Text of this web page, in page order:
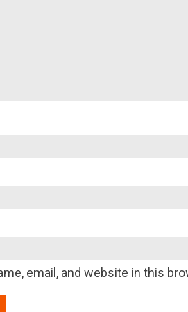
email, and website in this